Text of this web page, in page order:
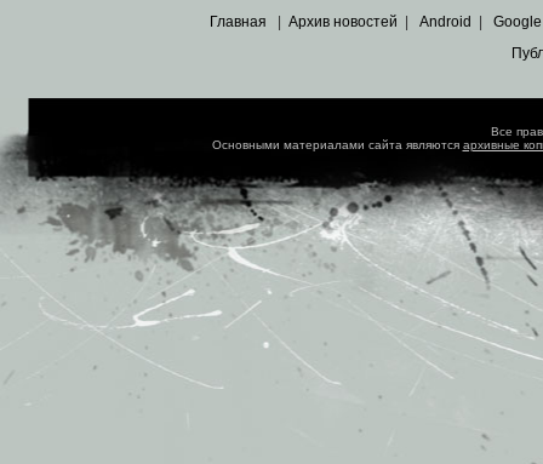
Главная Архив новостей Android Google
Все
Основными материалами сайта являются архивные